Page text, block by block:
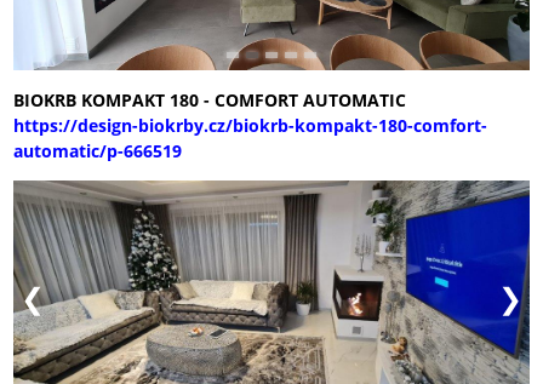
BIOKRB KOMPAKT 180 - COMFORT AUTOMATIC
https://design-biokrby.cz/biokrb-kompakt-180-comfort-
automatic/p-666519